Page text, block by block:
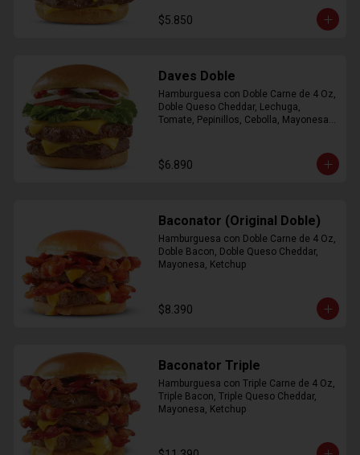
$5.850
Daves Doble
Hamburguesa con Doble Carne de 4 Oz,
Doble Queso Cheddar, Lechuga,
Tomate, Pepinillos, Cebolla, Mayonesa,
$6.890
Baconator (Original Doble)
Hamburguesa con Doble Carne de 4 Oz,
Doble Bacon, Doble Queso Cheddar,
Mayonesa, Ketchup
$8.390
Baconator Triple
Hamburguesa con Triple Carne de 4 Oz,
Triple Bacon, Triple Queso Cheddar,
Mayonesa, Ketchup